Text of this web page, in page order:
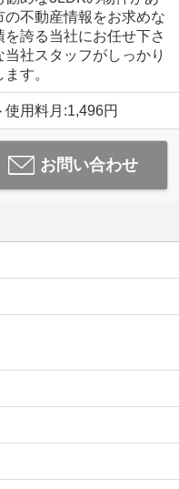
の不動産情報をお求めな
を誇る当社にお任せ下さ
社スタッフがしっかり
す。
用料月:1,496円
お問い合わせ